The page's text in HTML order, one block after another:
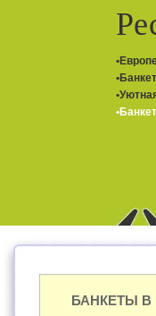
•Живая
БАНКЕТЫ